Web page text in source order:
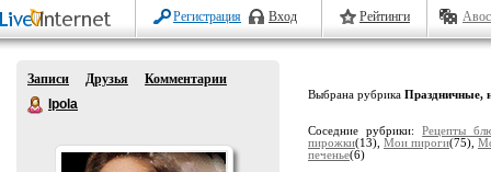
Регистрация Вход Рейтинги
Записи Друзья
Комментарии
Ipola
Выбрана рубрика Праздничные,
Соседние рубрики:Рецепты
пирожки(13), Мои пироги(75),
печенье(6)